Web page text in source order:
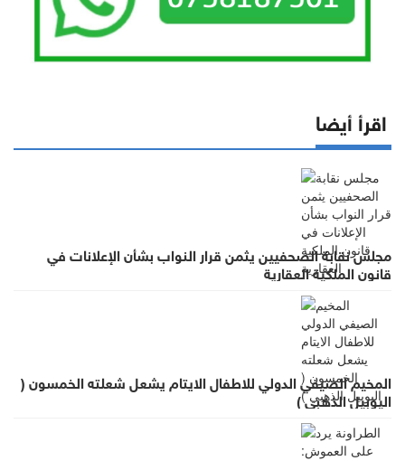
اقرأ أيضا
مجلس نقابة الصحفيين يثمن قرار النواب بشأن الإعلانات في
قانون الملكية العقارية
المخيم الصيفي الدولي للاطفال الايتام يشعل شعلته الخمسون (
اليوبيل الذهبي )